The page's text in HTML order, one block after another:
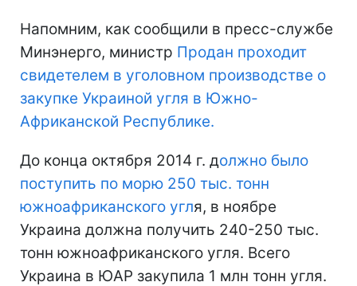
Напомним, как сообщили в пресс-службе
Минэнерго, министр Продан проходит
свидетелем в уголовном производстве о
закупке Украиной угля в Южно-
Африканской Республике.
До конца октября 2014 г. должно было
поступить по морю 250 тыс. тонн
южноафриканского угля, в ноябре
Украина должна получить 240-250 тыс.
тонн южноафриканского угля. Всего
Украина в ЮАР закупила 1 млн тонн угля.